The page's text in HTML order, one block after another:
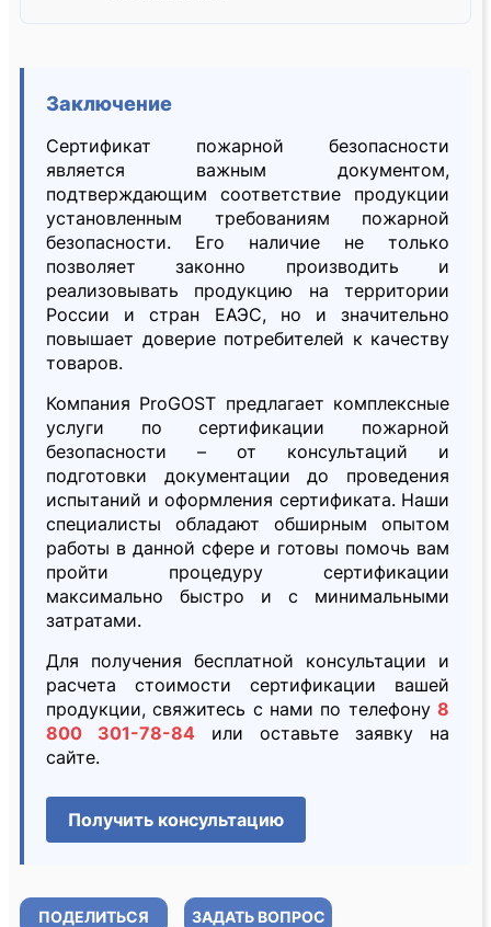
Заключение
Сертификат пожарной безопасности
является важным документом,
подтверждающим соответствие продукции
установленным требованиям пожарной
безопасности. Его наличие не только
позволяет законно производить и
реализовывать продукцию на территории
России и стран ЕАЭС, но и значительно
повышает доверие потребителей к качеству
товаров.
Компания ProGOST предлагает комплексные
услуги по сертификации пожарной
безопасности – от консультаций и
подготовки документации до проведения
испытаний и оформления сертификата. Наши
специалисты обладают обширным опытом
работы в данной сфере и готовы помочь вам
пройти процедуру сертификации
максимально быстро и с минимальными
затратами.
Для получения бесплатной консультации и
расчета стоимости сертификации вашей
продукции, свяжитесь с нами по телефону 8
800 301-78-84 или оставьте заявку на
сайте.
Получить консультацию
ПОДЕЛИТЬСЯ ЗАДАТЬ ВОПРОС